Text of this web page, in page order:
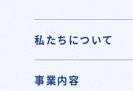
私たちについて
事業内容